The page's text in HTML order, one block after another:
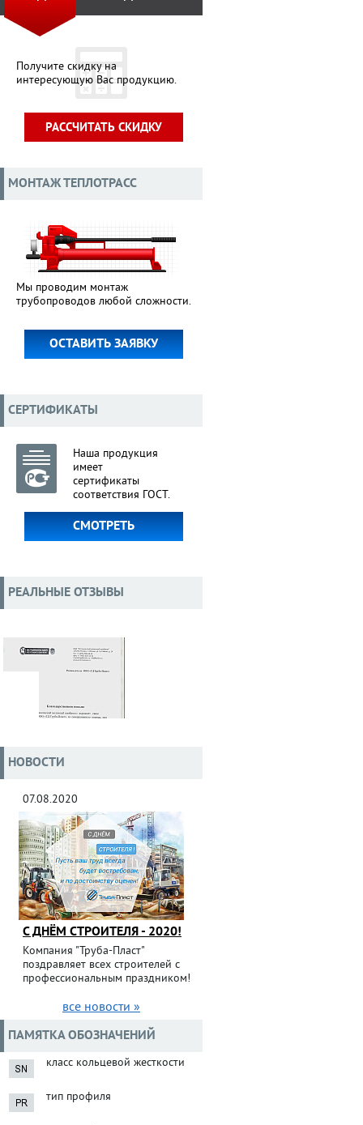
Получите скидку на
интересующую Вас продукцию.
РАССЧИТАТЬ СКИДКУ
МОНТАЖ ТЕПЛОТРАСС
Мы проводим монтаж
трубопроводов любой сложности.
ОСТАВИТЬ ЗАЯВКУ
СЕРТИФИКАТЫ
Наша продукция
имеет
сертификаты
соответствия ГОСТ.
СМОТРЕТЬ
РЕАЛЬНЫЕ ОТЗЫВЫ
НОВОСТИ
07.08.2020
С ДНЁМ СТРОИТЕЛЯ - 2020!
Компания "Труба-Пласт"
поздравляет всех строителей с
профессиональным праздником!
все новости »
ПАМЯТКА ОБОЗНАЧЕНИЙ
класс кольцевой жесткости
тип профиля